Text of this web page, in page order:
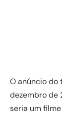
O anúncio do
dezembro de
seria um